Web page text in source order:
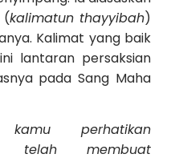
(kalimatun thayyibah)
Kalimat yang baik
lantaran persaksian
pada Sang Maha
perhatikan
telah membuat